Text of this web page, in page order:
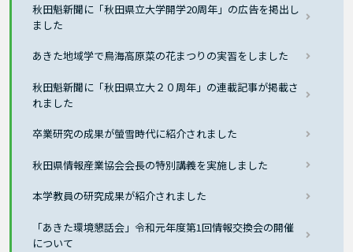
秋田魁新聞に「秋田県立大学開学20周年」の広告を掲出し
ました
あきた地域学で鳥海高原菜の花まつりの実習をしました
秋田魁新聞に「秋田県立大２０周年」の連載記事が掲載さ
れました
卒業研究の成果が螢雪時代に紹介されました
秋田県情報産業協会会長の特別講義を実施しました
本学教員の研究成果が紹介されました
「あきた環境懇話会」令和元年度第1回情報交換会の開催
について